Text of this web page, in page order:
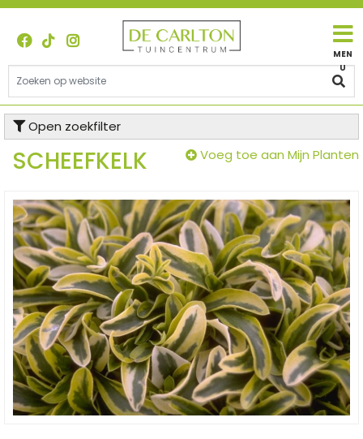
G
c
Open zoekfilter
SCHEEFKELK Voeg toe aan Mijn Planten